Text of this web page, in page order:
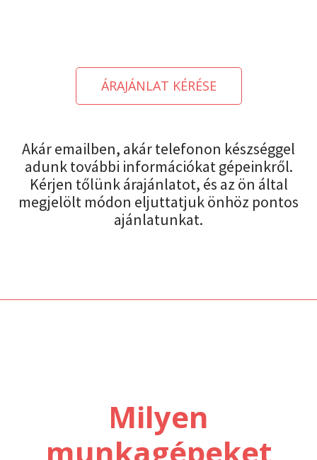
ÁRAJÁNLAT KÉRÉSE
Akár emailben, akár telefonon készséggel
adunk további információkat gépeinkről.
Kérjen tőlünk árajánlatot, és az ön által
megjelölt módon eljuttatjuk önhöz pontos
ajánlatunkat.
Milyen
munkagépeket